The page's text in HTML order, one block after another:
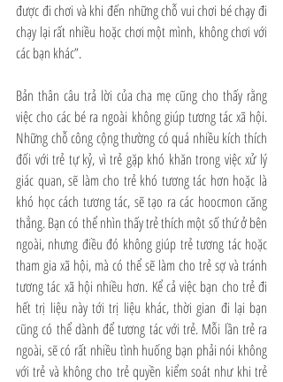
được đi chơi và khi đến những chỗ vui chơi bé chạy đi
chạy lại rất nhiều hoặc chơi một mình, không chơi với
các bạn khác”.
Bản thân câu trả lời của cha mẹ cũng cho thấy rằng
việc cho các bé ra ngoài không giúp tương tác xã hội.
Những chỗ công cộng thường có quá nhiều kích thích
đối với trẻ tự kỷ, vì trẻ gặp khó khăn trong việc xử lý
giác quan, sẽ làm cho trẻ khó tương tác hơn hoặc là
khó học cách tương tác, sẽ tạo ra các hoocmon căng
thẳng. Bạn có thể nhìn thấy trẻ thích một số thứ ở bên
ngoài, nhưng điều đó không giúp trẻ tương tác hoặc
tham gia xã hội, mà có thể sẽ làm cho trẻ sợ và tránh
tương tác xã hội nhiều hơn. Kể cả việc bạn cho trẻ đi
hết trị liệu này tới trị liệu khác, thời gian đi lại bạn
cũng có thể dành để tương tác với trẻ. Mỗi lần trẻ ra
ngoài, sẽ có rất nhiều tình huống bạn phải nói không
với trẻ và không cho trẻ quyền kiểm soát như khi trẻ